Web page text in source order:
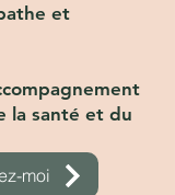
et
la santé et du
moi